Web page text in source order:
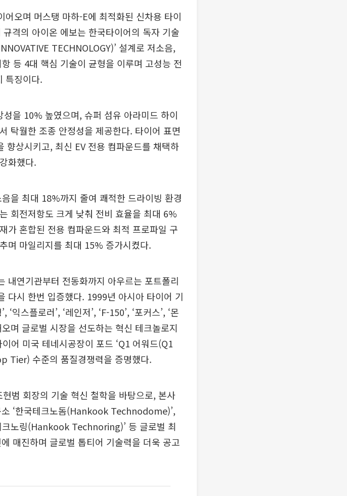
오며 머스탱 마하-E에 최적화된 신차용 타이
격의 아이온 에보는 한국타이어의 독자 기술
TECHNOLOGY)’ 설계로 저소음,
등 4대 핵심 기술이 균형을 이루며 고성능 전
특징이다.
을 10% 높였으며, 슈퍼 섬유 아라미드 하이
탁월한 조종 안정성을 제공한다. 타이어 표면
향상시키고, 최신 EV 전용 컴파운드를 채택하
화했다.
을 최대 18%까지 줄여 쾌적한 드라이빙 환경
회전저항도 크게 낮춰 전비 효율을 최대 6%
가 혼합된 전용 컴파운드와 최적 프로파일 구
며 마일리지를 최대 15% 증가시켰다.
내연기관부터 전동화까지 아우르는 포트폴리
다시 한번 입증했다. 1999년 아시아 타이어 기
익스플로러’, ‘레인저’, ‘F-150’, ‘포커스’, ‘몬
며 글로벌 시장을 선도하는 혁신 테크놀로지
어 미국 테네시공장이 포드 ‘Q1 어워드(Q1
Tier) 수준의 품질경쟁력을 증명했다.
범 회장의 기술 혁신 철학을 바탕으로, 본사
‘한국테크노돔(Hankook Technodome)’,
크노링(Hankook Technoring)’ 등 글로벌 최
매진하며 글로벌 톱티어 기술력을 더욱 공고